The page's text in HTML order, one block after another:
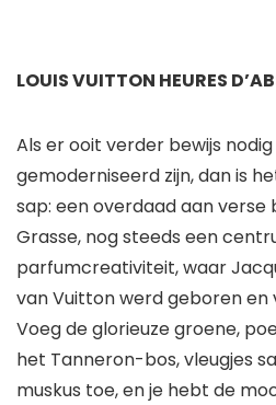
LOUIS VUITTON HEURES
Als er ooit verder bewijs
gemoderniseerd zijn, dan is
sap: een overdaad aan
Grasse, nog steeds een
parfumcreativiteit, waar
van Vuitton werd geboren en
Voeg de glorieuze groene,
het Tanneron-bos, vleugjes
muskus toe, en je hebt de